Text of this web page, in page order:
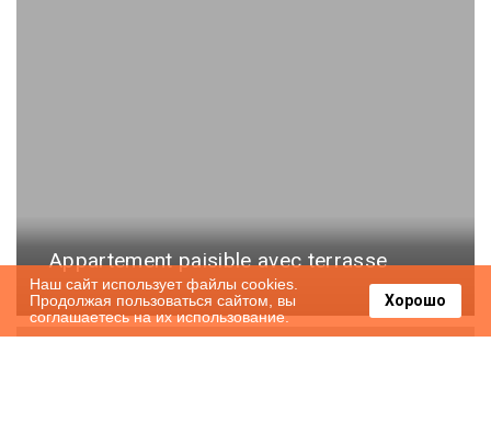
Appartement paisible avec terrasse
Наш сайт использует файлы cookies.
Продолжая пользоваться сайтом, вы
соглашаетесь на их использование.
Хорошо